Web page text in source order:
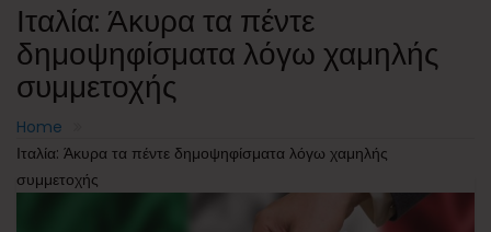
Ιταλία: Άκυρα τα πέντε
δημοψηφίσματα λόγω χαμηλής
συμμετοχής
Home
Ιταλία: Άκυρα τα πέντε δημοψηφίσματα λόγω χαμηλής
συμμετοχής